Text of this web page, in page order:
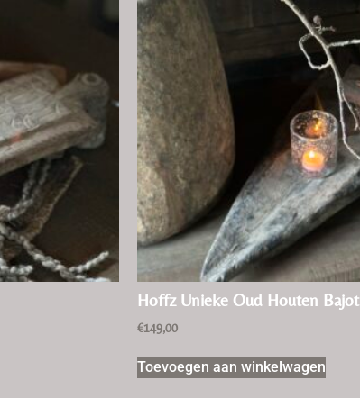
Hoffz Unieke Oud Houten Bajot
€149,00
Toevoegen aan winkelwagen